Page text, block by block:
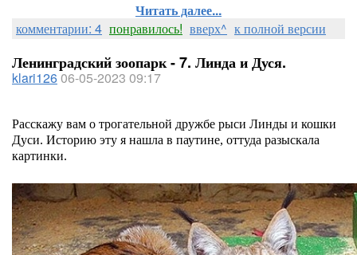
Читать далее...
комментарии: 4 понравилось! вверх^ к полной версии
Ленинградский зоопарк - 7. Линда и Дуся.
klari12606-05-2023 09:17
Расскажу вам о трогательной дружбе рыси Линды и кошки
Дуси. Историю эту я нашла в паутине, оттуда разыскала
картинки.